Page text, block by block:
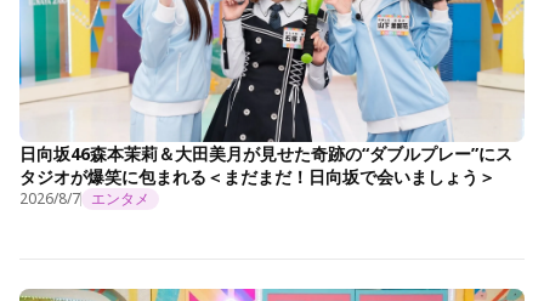
日向坂46森本茉莉＆大田美月が見せた奇跡の“ダブルプレー”にス
タジオが爆笑に包まれる＜まだまだ！日向坂で会いましょう＞
2026/8/7 エンタメ